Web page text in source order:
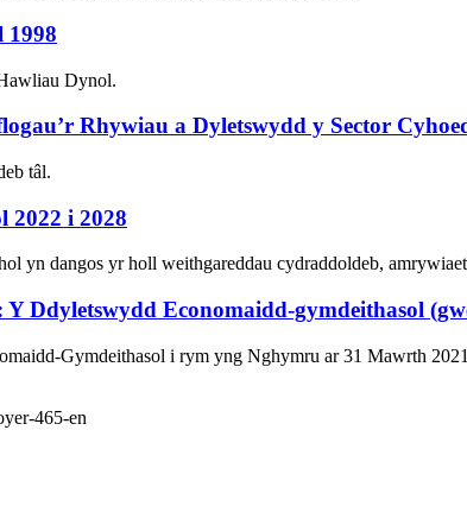
1998
Dynol.
Rhywiau a Dyletswydd y Sector
tâl.
2022 i 2028
yn dangos yr holl weithgareddau cydraddoldeb,
Ddyletswydd Economaidd-gymdeithasol
Gymdeithasol i rym yng Nghymru ar 31 Mawrth